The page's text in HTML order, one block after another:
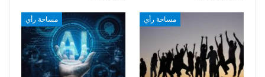
مساحة رأي مساحة رأي